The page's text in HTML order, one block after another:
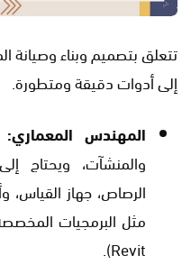
تتعلق بتصميم وبناء وصيانة
إلى أدوات دقيقة ومتطورة.
المهندس المعماري:
والمنشآت، ويحتاج
الرصاص، جهاز
Revit).